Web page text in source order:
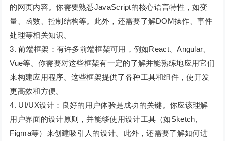
的网页内容。你需要熟悉JavaScript的核心语言特性，如变
量、函数、控制结构等。此外，还需要了解DOM操作、事件
处理等相关知识。
3. 前端框架：有许多前端框架可用，例如React、Angular、
Vue等。你需要对这些框架有一定的了解并能熟练地应用它们
来构建应用程序。这些框架提供了各种工具和组件，使开发
更高效和方便。
4. UI/UX设计：良好的用户体验是成功的关键。你应该理解
用户界面的设计原则，并能够使用设计工具（如Sketch,
Figma等）来创建吸引人的设计。此外，还需要了解如何进